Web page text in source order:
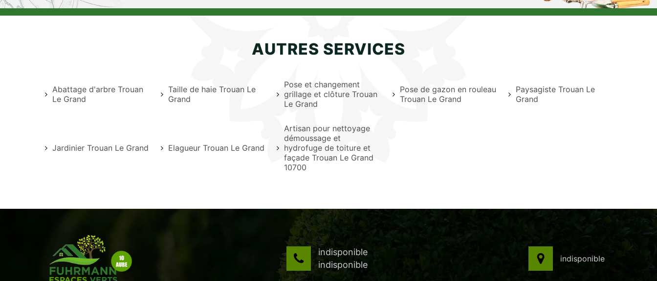
AUTRES SERVICES
Abattage d'arbre Trouan
Le Grand
Taille de haie Trouan Le
Grand
Pose et changement
grillage et clôture Trouan
Le Grand
Pose de gazon en rouleau
Trouan Le Grand
Paysagiste Trouan Le
Grand
Jardinier Trouan Le Grand Elagueur Trouan Le Grand
Artisan pour nettoyage
démoussage et
hydrofuge de toiture et
façade Trouan Le Grand
10700
indisponible
indisponible
indisponible